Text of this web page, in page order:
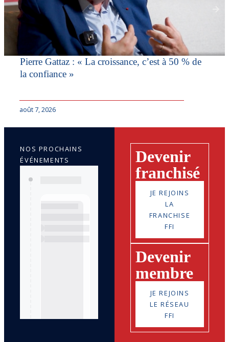
Pierre Gattaz : « La croissance, c’est à 50 % de
la confiance »
août 7, 2026
Devenir
franchisé
JE REJOINS
LA
FRANCHISE
FFI
Devenir
membre
JE REJOINS
LE RÉSEAU
FFI
NOS PROCHAINS
ÉVÉNEMENTS